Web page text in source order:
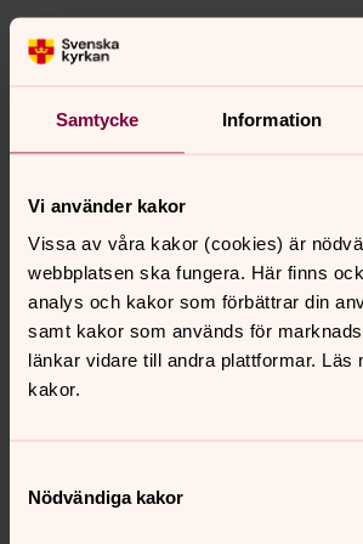
Samtycke Information
Vi använder kakor
Vissa av våra kakor (cookies) är
webbplatsen ska fungera. Här finns
analys och kakor som förbättrar din
samt kakor som används för
länkar vidare till andra plattformar. Läs
kakor.
Nödvändiga kakor
Landeryds församling
Lisa Kjellgren
lisa.kjellgren@svenskakyrkan.se
Petra Regnstrand013-30 37 51
petra.regnstrand@svenskakyrkan.se
Tannefors församling
Caroline Falk 013-30 37 81
caroline.falk@svenskakyrkan.se
Senast ändrad 12 januari 2026
Synpunkter eller frågor på